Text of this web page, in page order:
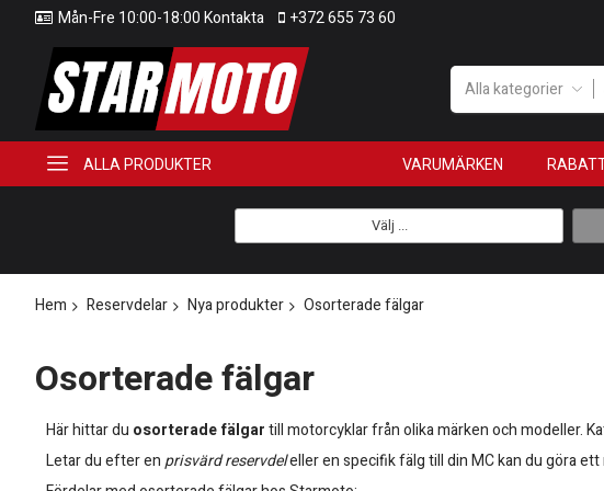
Mån-Fre 10:00-18:00 Kontakta +372 655 73 60
Alla kategorier
ALLA PRODUKTER VARUMÄRKEN
Välj ...
Hem Reservdelar Nya produkter Osorterade fälgar
Osorterade fälgar
Här hittar du osorterade fälgartill motorcyklar från olika märken och modeller.
Letar du efter enprisvärd reservdeleller en specifik fälg till din MC kan du göra